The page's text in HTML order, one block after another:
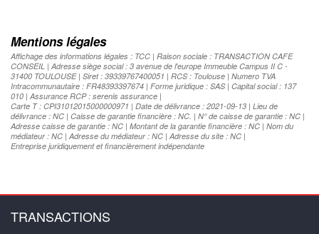
Mentions légales
Affichage des informations légales : TCC | Raison sociale : TRANSACTION CAFE
CONSEIL | Adresse siège social : 3 avenue de l'europe Immeuble Campus II C -
31400 TOULOUSE | Siret : 39339767400051 | RCS : Toulouse | Numero TVA
Intracommunautaire : FR48393397674 | Forme juridique : SAS | Capital social : 137
010 | Assurance RCP : serenis assurance |
Carte T : CPI31012015000000971 | Date de délivrance : 2021-09-13 | Lieu de
délivrance : NC | Caisse de garantie financière : NC. | N° de caisse de garantie : NC |
Adresse caisse de garantie : NC | Montant de la garantie financière : NC | Nom du
médiateur : NC | Adresse du médiateur : NC | Adresse du site : NC |
Entreprise juridiquement et financièrement indépendante
TRANSACTIONS